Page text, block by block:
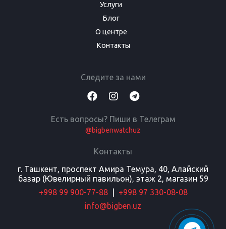
Услуги
Блог
О центре
Контакты
Следите за нами
Есть вопросы? Пиши в Телеграм
@bigbenwatchuz
Контакты
г. Ташкент, проспект Амира Темура, 40, Алайский
базар (Ювелирный павильон), этаж 2, магазин 59
+998 99 900-77-88
+998 97 330-08-08
info@bigben.uz